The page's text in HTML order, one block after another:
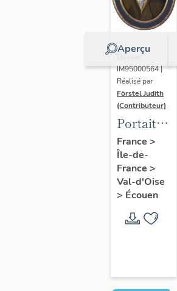
Aperçu
Dossier
IM95000564 |
Réalisé par
Förstel Judith
(Contributeur)
Portait
d'homme
en
médaillon
ovale.
France >
Île-de-
France >
Val-d'Oise
> Écouen